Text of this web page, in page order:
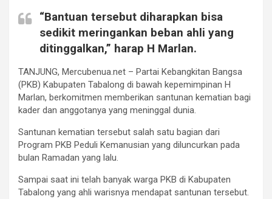
“Bantuan tersebut diharapkan bisa
sedikit meringankan beban ahli yang
ditinggalkan,” harap H Marlan.
TANJUNG, Mercubenua.net – Partai Kebangkitan Bangsa
(PKB) Kabupaten Tabalong di bawah kepemimpinan H
Marlan, berkomitmen memberikan santunan kematian bagi
kader dan anggotanya yang meninggal dunia.
Santunan kematian tersebut salah satu bagian dari
Program PKB Peduli Kemanusian yang diluncurkan pada
bulan Ramadan yang lalu.
Sampai saat ini telah banyak warga PKB di Kabupaten
Tabalong yang ahli warisnya mendapat santunan tersebut.